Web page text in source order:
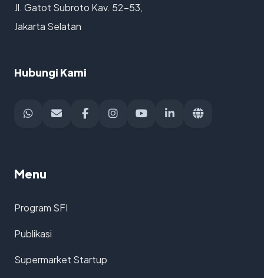
Jl. Gatot Subroto Kav. 52-53,
Jakarta Selatan
Hubungi Kami
Menu
Program SFI
Publikasi
Supermarket Startup